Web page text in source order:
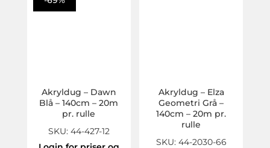
Akryldug – Dawn
Blå – 140cm – 20m
pr. rulle
SKU: 44-427-12
Akryldug – Elza
Geometri Grå –
140cm – 20m pr.
rulle
SKU: 44-2030-66